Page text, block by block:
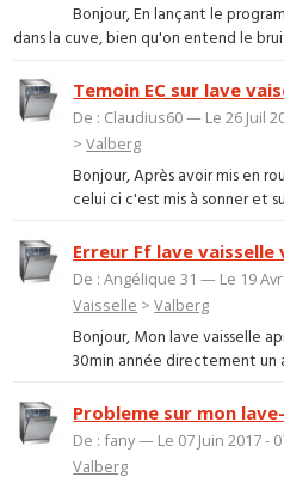
Bonjour, En lançant le
dans la cuve, bien qu'on entend le
Temoin EC sur lave
De : Claudius60 — Le 26 Juil
>Valberg
Bonjour, Après avoir mis en
celui ci c'est mis à sonner et
Erreur Ff lave vaisselle
De : Angélique 31 — Le 19
Vaisselle >Valberg
Bonjour, Mon lave vaisselle
30min année directement un
Probleme sur mon
De : fany — Le 07 Juin 2017 -
Valberg